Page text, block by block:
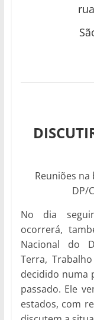
Reuniões
DP/
No dia
ocorrerá,
Nacional do
Terra,
decidido numa
passado. Ele
estados, com